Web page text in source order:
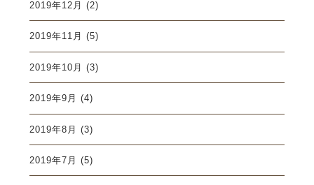
2019年12月 (2)
2019年11月 (5)
2019年10月 (3)
2019年9月 (4)
2019年8月 (3)
2019年7月 (5)